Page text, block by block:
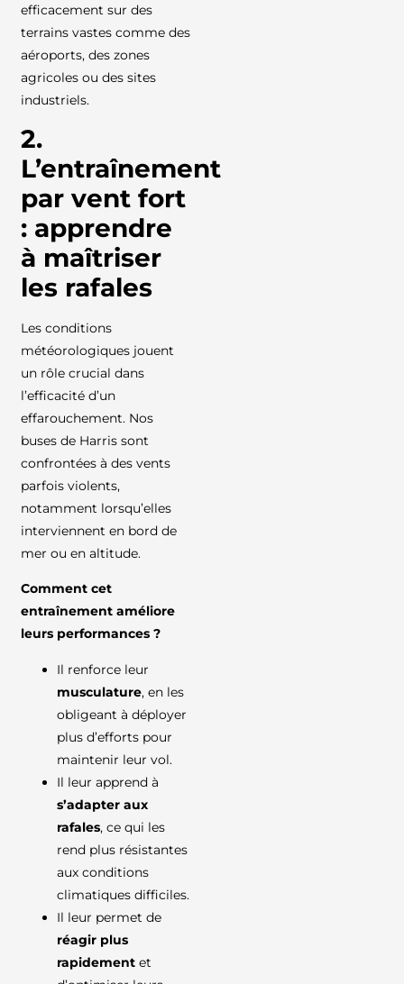
efficacement sur des
terrains vastes comme des
aéroports, des zones
agricoles ou des sites
industriels.
2.
L’entraînement
par vent fort
: apprendre
à maîtriser
les rafales
Les conditions
météorologiques jouent
un rôle crucial dans
l’efficacité d’un
effarouchement. Nos
buses de Harris sont
confrontées à des vents
parfois violents,
notamment lorsqu’elles
interviennent en bord de
mer ou en altitude.
Comment cet
entraînement améliore
leurs performances ?
Il renforce leur
musculature, en les
obligeant à déployer
plus d’efforts pour
maintenir leur vol.
Il leur apprend à
s’adapter aux
rafales, ce qui les
rend plus résistantes
aux conditions
climatiques difficiles.
Il leur permet de
réagir plus
rapidement et